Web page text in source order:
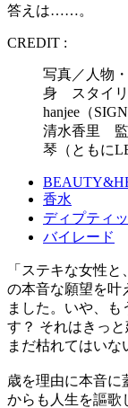
答えは……。
CREDIT :
写真／人物
身 スタイ
hanjee（
清水香里 監
琴（ともに
香水
ディプティ
バイレード
「ステキな女性
の本音な願望を叶
ました。いや、
す？ それはきっ
まだ枯れてはいな
歳を理由に本音に
からも人生を謳歌